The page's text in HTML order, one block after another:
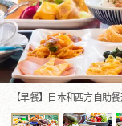
【早餐】日本和西方自助